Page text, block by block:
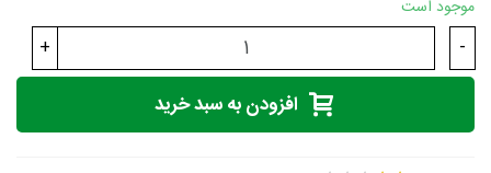
موجود است
-
+
افزودن به سبد خرید